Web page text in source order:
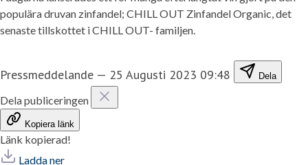
populära druvan zinfandel; CHILL OUT Zinfandel Organic, det
senaste tillskottet i CHILL OUT- familjen.
Pressmeddelande — 25 Augusti 2023 09:48 Dela
Dela publiceringen
Kopiera länk
Länk kopierad!
Ladda ner